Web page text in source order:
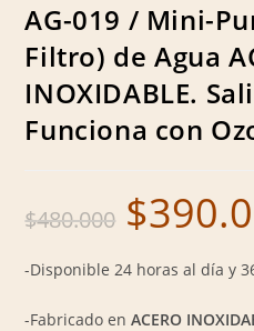
AG-019 / Mini-
Filtro) de Agua
INOXIDABLE.
Funciona con
$480.000
Original
price
was:
$
-Disponible 24 horas al día y
-Fabricado enACERO